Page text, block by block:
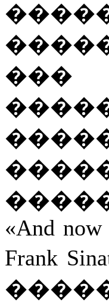
���
«And
Frank